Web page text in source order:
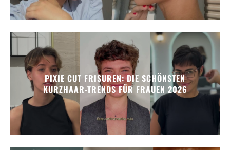
PIXIE CUT FRISUREN: DIE SCHÖNSTEN
KURZHAAR-TRENDS FÜR FRAUEN 2026